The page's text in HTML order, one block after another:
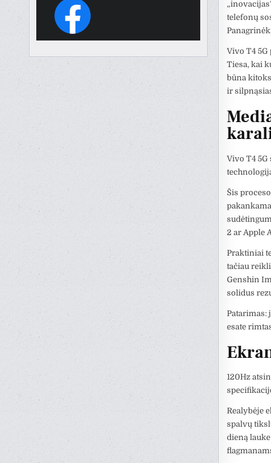
telefonų
Vivo T4
Tiesa, kai
būna
ir
Vivo T4
Šis
2 ar Apple
Praktiniai
tačiau
Genshin
solidus
Patarimas:
esate
120Hz
Realybėje
spalvų
dieną